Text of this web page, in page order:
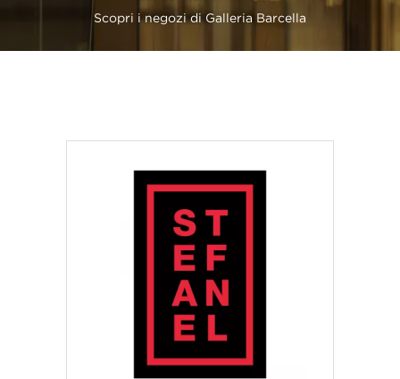
Scopri i negozi di Galleria Barcella